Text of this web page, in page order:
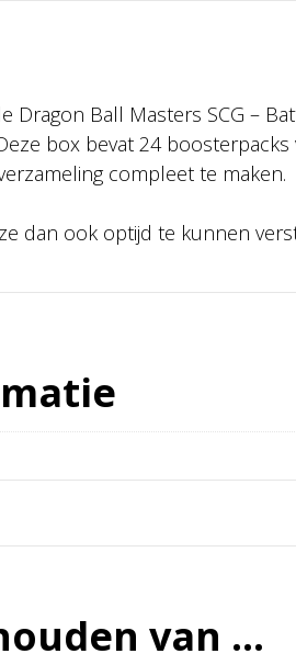
Dragon Ball Masters SCG –
box bevat 24
compleet te maken.
dan ook optijd te kunnen
van …